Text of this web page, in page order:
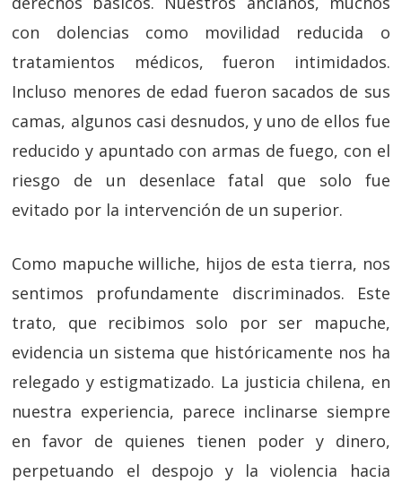
con dolencias como movilidad reducida o
tratamientos médicos, fueron intimidados.
Incluso menores de edad fueron sacados de sus
camas, algunos casi desnudos, y uno de ellos fue
reducido y apuntado con armas de fuego, con el
riesgo de un desenlace fatal que solo fue
evitado por la intervención de un superior.
Como mapuche williche, hijos de esta tierra, nos
sentimos profundamente discriminados. Este
trato, que recibimos solo por ser mapuche,
evidencia un sistema que históricamente nos ha
relegado y estigmatizado. La justicia chilena, en
nuestra experiencia, parece inclinarse siempre
en favor de quienes tienen poder y dinero,
perpetuando el despojo y la violencia hacia